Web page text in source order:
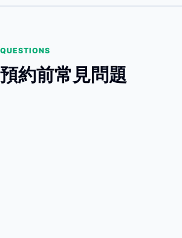
QUESTIONS
預約前常見問題